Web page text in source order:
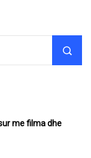
me filma dhe